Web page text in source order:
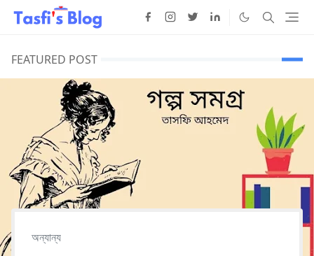
FEATURED POST
অন্যান্য